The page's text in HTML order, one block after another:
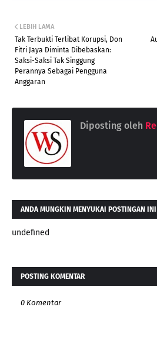
LEBIH LAMA
Tak Terbukti Terlibat Korupsi, Don
Fitri Jaya Diminta Dibebaskan:
Saksi-Saksi Tak Singgung
Perannya Sebagai Pengguna
Anggaran
Diposting oleh
ANDA MUNGKIN MENYUKAI POSTINGAN INI
undefined
POSTING KOMENTAR
0 Komentar